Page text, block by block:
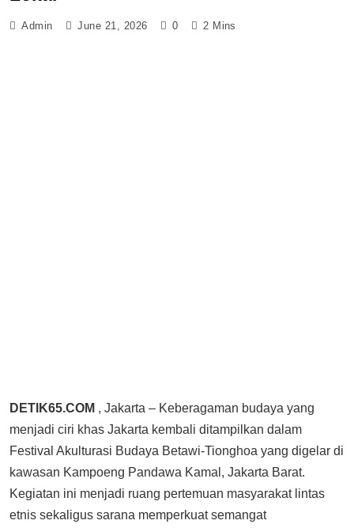
Admin June 21, 2026 0 2 Mins
DETIK65.COM , Jakarta – Keberagaman budaya yang
menjadi ciri khas Jakarta kembali ditampilkan dalam
Festival Akulturasi Budaya Betawi-Tionghoa yang digelar di
kawasan Kampoeng Pandawa Kamal, Jakarta Barat.
Kegiatan ini menjadi ruang pertemuan masyarakat lintas
etnis sekaligus sarana memperkuat semangat